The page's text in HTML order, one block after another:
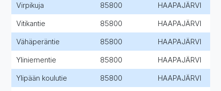
Virpikuja 85800 HAAPAJÄRVI
Vitikantie 85800 HAAPAJÄRVI
Vähäperäntie 85800 HAAPAJÄRVI
Yliniementie 85800 HAAPAJÄRVI
Ylipään koulutie 85800 HAAPAJÄRVI